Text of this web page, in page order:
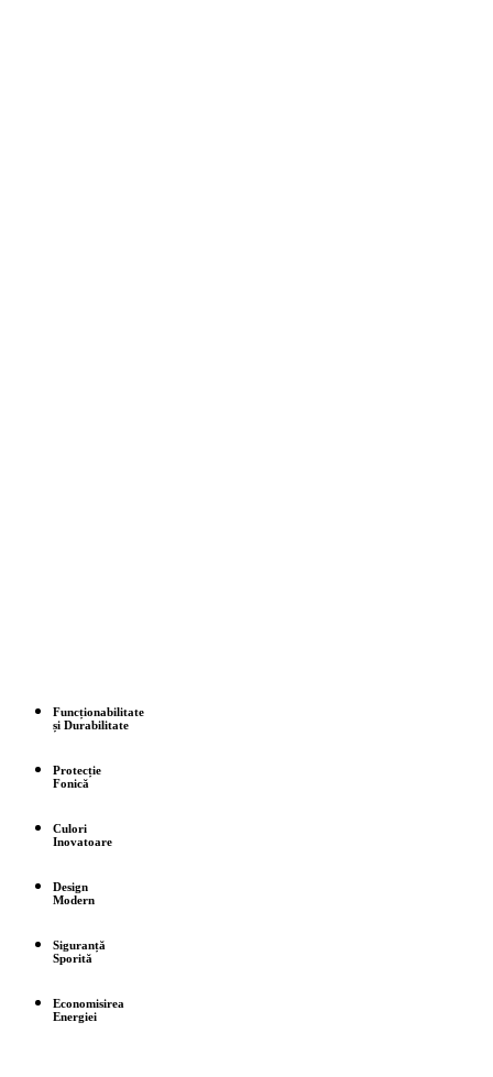
Funcționabilitate
și Durabilitate
Protecție
Fonică
Culori
Inovatoare
Design
Modern
Siguranță
Sporită
Economisirea
Energiei